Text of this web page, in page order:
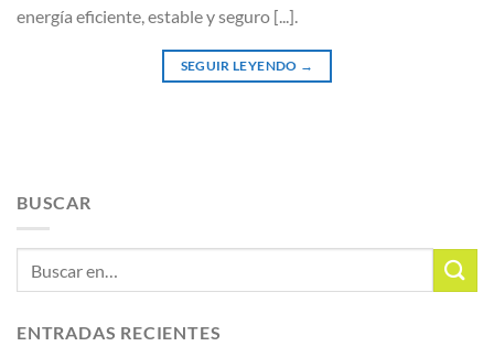
energía eficiente, estable y seguro [...].
SEGUIR LEYENDO →
BUSCAR
ENTRADAS RECIENTES